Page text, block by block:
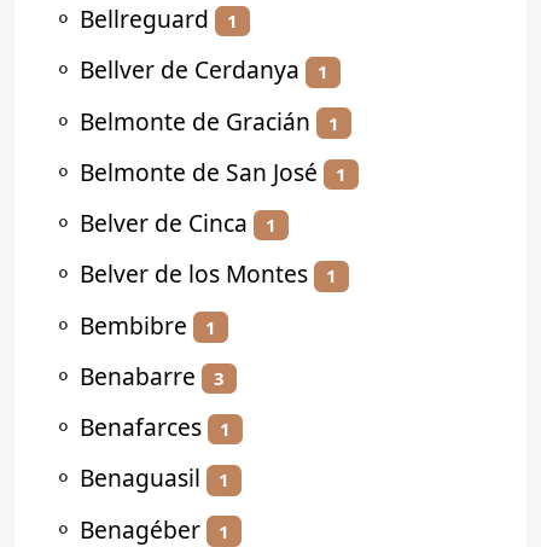
⚬ Bellreguard 1
⚬ Bellver de Cerdanya 1
⚬ Belmonte de Gracián 1
⚬ Belmonte de San José 1
⚬ Belver de Cinca 1
⚬ Belver de los Montes 1
⚬ Bembibre 1
⚬ Benabarre 3
⚬ Benafarces 1
⚬ Benaguasil 1
⚬ Benagéber 1